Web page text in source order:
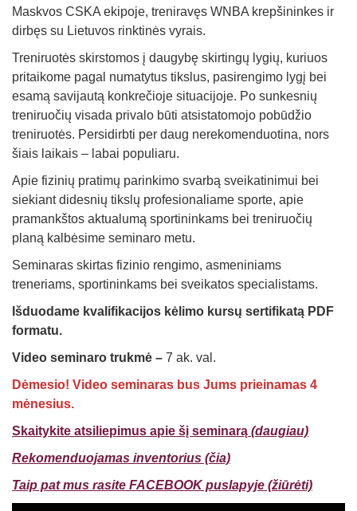
Maskvos CSKA ekipoje, treniravęs WNBA krepšininkes ir
dirbęs su Lietuvos rinktinės vyrais.
Treniruotės skirstomos į daugybę skirtingų lygių, kuriuos
pritaikome pagal numatytus tikslus, pasirengimo lygį bei
esamą savijautą konkrečioje situacijoje. Po sunkesnių
treniruočių visada privalo būti atsistatomojo pobūdžio
treniruotės. Persidirbti per daug nerekomenduotina, nors
šiais laikais – labai populiaru.
Apie fizinių pratimų parinkimo svarbą sveikatinimui bei
siekiant didesnių tikslų profesionaliame sporte, apie
pramankštos aktualumą sportininkams bei treniruočių
planą kalbėsime seminaro metu.
Seminaras skirtas fizinio rengimo, asmeniniams
treneriams, sportininkams bei sveikatos specialistams.
Išduodame kvalifikacijos kėlimo kursų sertifikatą PDF
formatu.
Video seminaro trukmė – 7 ak. val.
Dėmesio! Video seminaras bus Jums prieinamas 4
mėnesius.
Skaitykite atsiliepimus apie šį seminarą (daugiau)
Rekomenduojamas inventorius (čia)
Taip pat mus rasite FACEBOOK puslapyje (žiūrėti)